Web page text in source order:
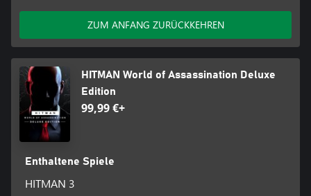
ZUM ANFANG ZURÜCKKEHREN
HITMAN World of Assassination Deluxe
Edition
99,99 €+
Enthaltene Spiele
HITMAN 3